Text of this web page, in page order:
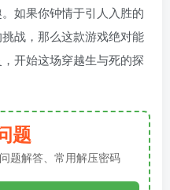
如果你钟情于引人入胜的
战，那么这款游戏绝对能
开始这场穿越生与死的探
题
题解答、常用解压密码